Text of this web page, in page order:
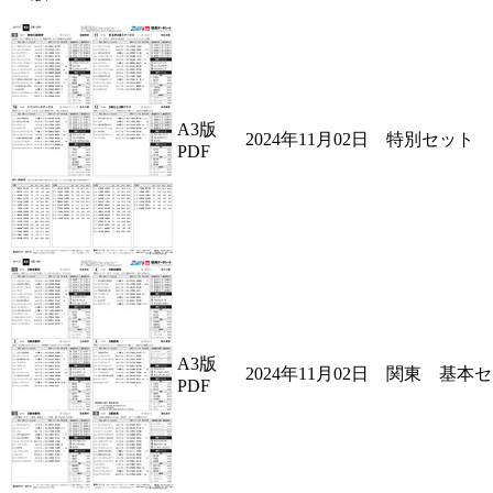
A3版
PDF
2024年11月02日 特別セット
A3版
PDF
2024年11月02日 関東 基本